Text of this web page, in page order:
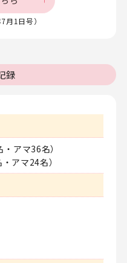
月1日号）
録
・アマ36名）
アマ24名）